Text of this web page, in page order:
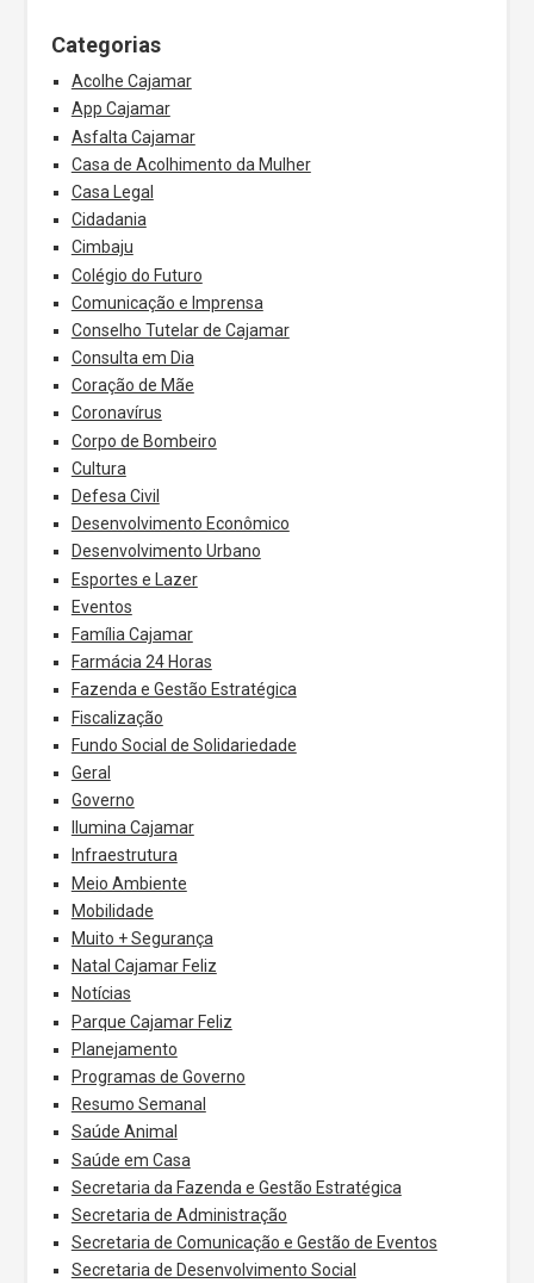
Categorias
Acolhe Cajamar
App Cajamar
Asfalta Cajamar
Casa de Acolhimento da Mulher
Casa Legal
Cidadania
Cimbaju
Colégio do Futuro
Comunicação e Imprensa
Conselho Tutelar de Cajamar
Consulta em Dia
Coração de Mãe
Coronavírus
Corpo de Bombeiro
Cultura
Defesa Civil
Desenvolvimento Econômico
Desenvolvimento Urbano
Esportes e Lazer
Eventos
Família Cajamar
Farmácia 24 Horas
Fazenda e Gestão Estratégica
Fiscalização
Fundo Social de Solidariedade
Geral
Governo
Ilumina Cajamar
Infraestrutura
Meio Ambiente
Mobilidade
Muito + Segurança
Natal Cajamar Feliz
Notícias
Parque Cajamar Feliz
Planejamento
Programas de Governo
Resumo Semanal
Saúde Animal
Saúde em Casa
Secretaria da Fazenda e Gestão Estratégica
Secretaria de Administração
Secretaria de Comunicação e Gestão de Eventos
Secretaria de Desenvolvimento Social